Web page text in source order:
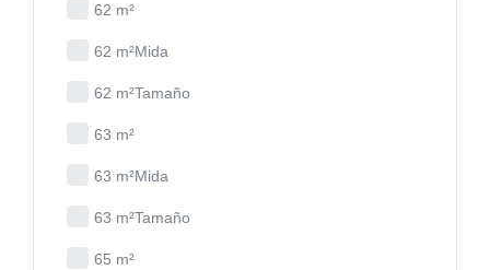
62 m²
62 m²Mida
62 m²Tamaño
63 m²
63 m²Mida
63 m²Tamaño
65 m²